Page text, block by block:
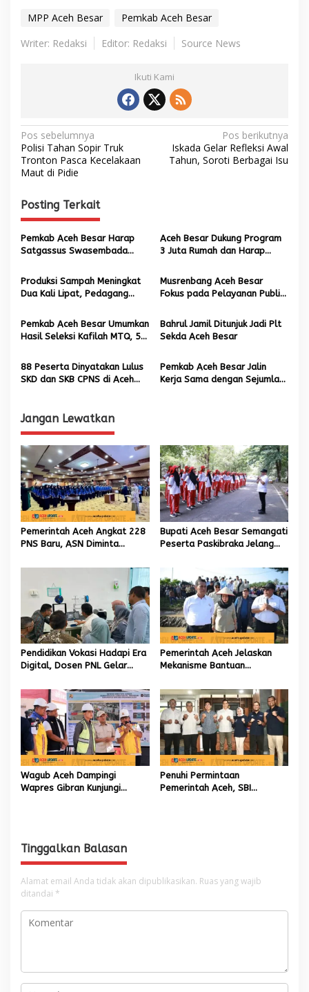
MPP Aceh Besar
Pemkab Aceh Besar
Writer: Redaksi
Editor: Redaksi Source News
Ikuti Kami
N
a
v
i
g
a
s
i
p
s
Pos sebelumnya
Polisi Tahan Sopir Truk
Tronton Pasca Kecelakaan
Maut di Pidie
Pos berikutnya
Iskada Gelar Refleksi Awal
Tahun, Soroti Berbagai Isu
Posting Terkait
Pemkab Aceh Besar Harap
Satgassus Swasembada
Aceh Besar Dukung Program
3 Juta Rumah dan Harap
Produksi Sampah Meningkat
Dua Kali Lipat, Pedagang
Penggunaan Kemasan Plastik
Musrenbang Aceh Besar
Fokus pada Pelayanan Publik
Pemkab Aceh Besar Umumkan
Hasil Seleksi Kafilah MTQ, 59
Bahrul Jamil Ditunjuk Jadi Plt
Sekda Aceh Besar
88 Peserta Dinyatakan Lulus
SKD dan SKB CPNS di Aceh
Pemkab Aceh Besar Jalin
Kerja Sama dengan Sejumlah
Jangan Lewatkan
Pemerintah Aceh Angkat 228
PNS Baru, ASN Diminta
Tinggi
Bupati Aceh Besar Semangati
Peserta Paskibraka Jelang
Pendidikan Vokasi Hadapi Era
Digital, Dosen PNL Gelar
Guru Produktif SMK
Pemerintah Aceh Jelaskan
Mekanisme Bantuan
Pemulihan Sawah dan Kebun
Wagub Aceh Dampingi
Wapres Gibran Kunjungi
Penuhi Permintaan
Pemerintah Aceh, SBI
Tinggalkan Balasan
Alamat email Anda tidak akan dipublikasikan. Ruas yang wajib
ditandai *